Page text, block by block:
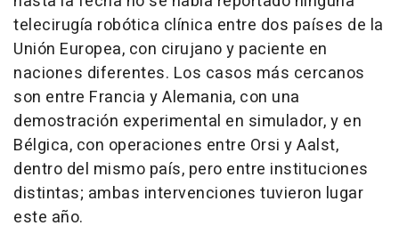
telecirugía robótica clínica entre dos países de la
Unión Europea, con cirujano y paciente en
naciones diferentes. Los casos más cercanos
son entre Francia y Alemania, con una
demostración experimental en simulador, y en
Bélgica, con operaciones entre Orsi y Aalst,
dentro del mismo país, pero entre instituciones
distintas; ambas intervenciones tuvieron lugar
este año.